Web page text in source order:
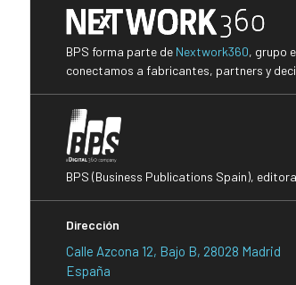
BPS forma parte de Nextwork360, grupo
conectamos a fabricantes, partners y
BPS (Business Publications Spain),
Dirección
Calle Azcona 12, Bajo B, 28028 Madrid
España